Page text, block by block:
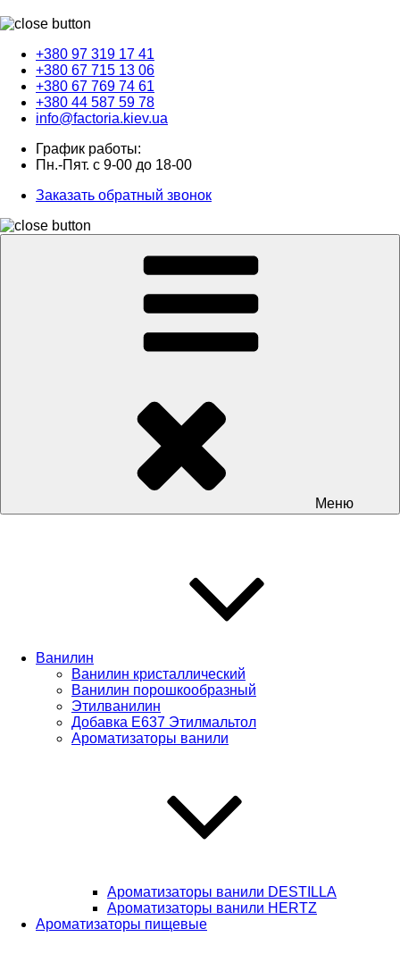
+380 97 319 17 41
+380 67 715 13 06
+380 67 769 74 61
+380 44 587 59 78
info@factoria.kiev.ua
График работы:
Пн.-Пят. с 9-00 до 18-00
Заказать обратный звонок
Меню
Ванилин
Ванилин кристаллический
Ванилин порошкообразный
Этилванилин
Добавка Е637 Этилмальтол
Ароматизаторы ванили
Ароматизаторы ванили DESTILLA
Ароматизаторы ванили HERTZ
Ароматизаторы пищевые